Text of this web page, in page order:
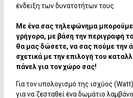
ένδειξη των δυνατοτήτων τους.
Με ένα σας τηλεφώνημα
γρήγορα, με βάση την περιγραφή
θα μας δώσετε, να σας πούμε την
σχετικά με την επιλογή του
πάνελ για τον χώρο σας!
Για τον υπολογισμό της ισχύος
για να ζεσταθεί ένα δωμάτιο